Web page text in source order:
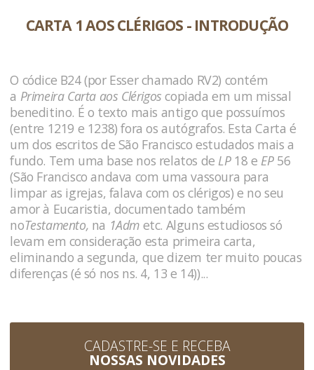
CARTA 1 AOS CLÉRIGOS - INTRODUÇÃO
O códice B24 (por Esser chamado RV2) contém
a Primeira Carta aos Clérigoscopiada em um missal
beneditino. É o texto mais antigo que possuímos
(entre 1219 e 1238) fora os autógrafos. Esta Carta é
um dos escritos de São Francisco estudados mais a
fundo. Tem uma base nos relatos de LP 18 e EP 56
(São Francisco andava com uma vassoura para
limpar as igrejas, falava com os clérigos) e no seu
amor à Eucaristia, documentado também
noTestamento, na 1Adm etc. Alguns estudiosos só
levam em consideração esta primeira carta,
eliminando a segunda, que dizem ter muito poucas
diferenças (é só nos ns. 4, 13 e 14))...
CADASTRE-SE E RECEBA
NOSSAS NOVIDADES